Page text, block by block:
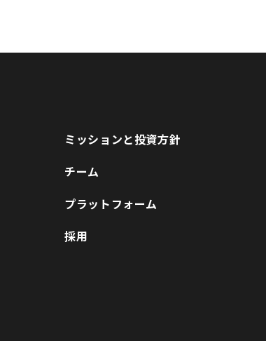
ミッションと投資方針
チーム
プラットフォーム
採用